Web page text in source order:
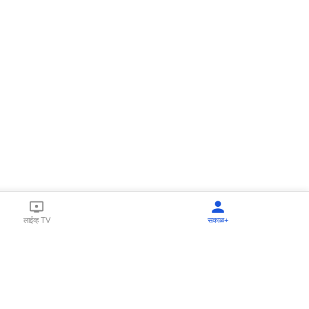
लाईव्ह TV सकाळ+